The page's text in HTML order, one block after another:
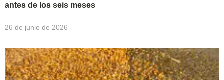
antes de los seis meses
26 de junio de 2026